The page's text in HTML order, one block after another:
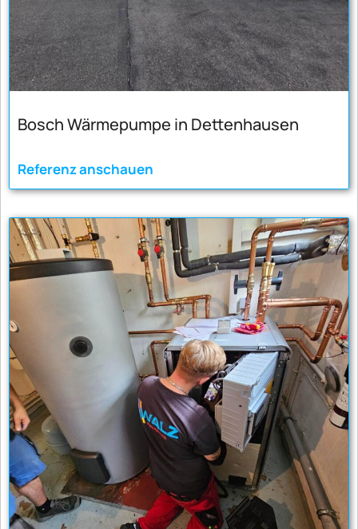
Bosch Wärmepumpe in Dettenhausen
Referenz anschauen